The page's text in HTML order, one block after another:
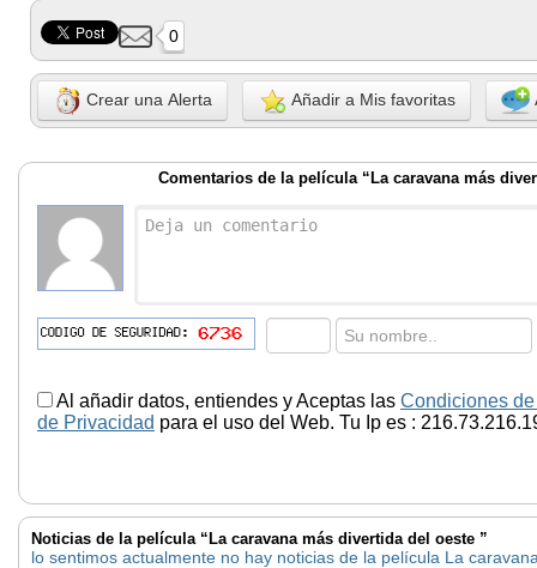
0
Crear una Alerta Añadir a Mis favoritas
Comentarios de la película “La caravana más
Al añadir datos, entiendes y Aceptas las Condiciones
de Privacidad para el uso del Web. Tu Ip es :
Noticias de la película “La caravana más divertida del oeste ”
lo sentimos actualmente no hay noticias de la película La